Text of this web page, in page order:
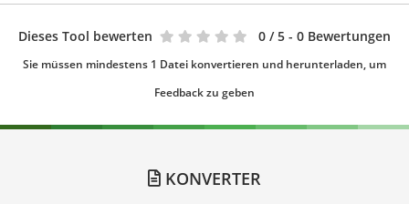
Dieses Tool bewerten 0 / 5 - 0 Bewertungen
Sie müssen mindestens 1 Datei konvertieren und herunterladen, um
Feedback zu geben
KONVERTER